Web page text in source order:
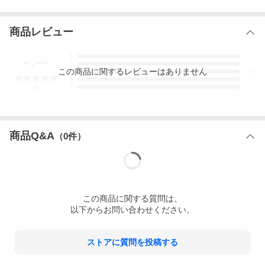
サイズ：幅984mm 長さ2,110mm 高さ800mm 床高さ400mm
内容物：調湿竹炭「誠守」9L（約1.5kg）×8袋
商品レビュー
3
この商品に関するレビューはありません
商品Q&A （0件）
この商品に関する質問は、
以下からお問い合わせください。
ストアに質問を投稿する